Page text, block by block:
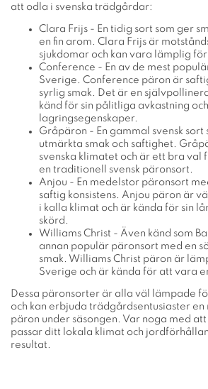
att odla i svenska trädgårdar:
Clara Frijs - En tidig sort som ger
en fin arom. Clara Frijs är
sjukdomar och kan vara lämplig
Conference - En av de mest
Sverige. Conference päron är
syrlig smak. Det är en
känd för sin pålitliga avkastning
lagringsegenskaper.
Gråpäron - En gammal svensk sort
utmärkta smak och saftighet.
svenska klimatet och är ett bra val
en traditionell svensk päronsort.
Anjou - En medelstor päronsort
saftig konsistens. Anjou päron är
i kalla klimat och är kända för sin
skörd.
Williams Christ - Även känd som
annan populär päronsort med en
smak. Williams Christ päron är
Sverige och är kända för att vara
Dessa päronsorter är alla väl lämpade
och kan erbjuda trädgårdsentusiaster en
päron under säsongen. Var noga med
passar ditt lokala klimat och
resultat.